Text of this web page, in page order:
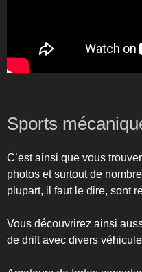
Sports
C’est ainsi que vous
photos et surtout de
plupart, il faut le dire, sont
Vous découvrirez ainsi
de drift avec divers